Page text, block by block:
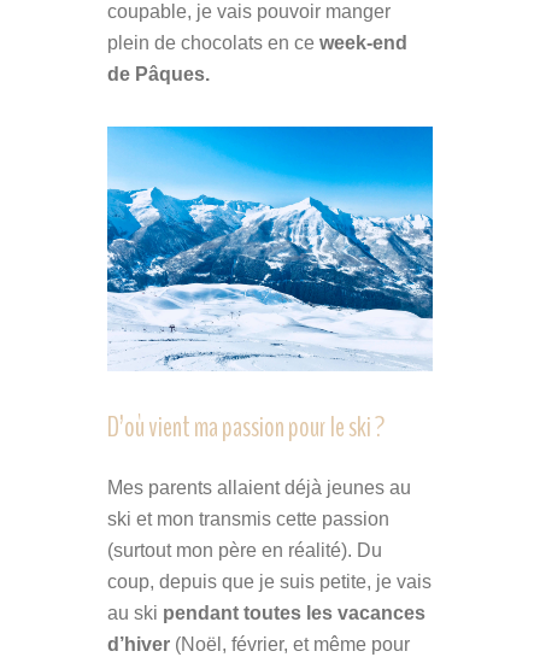
coupable, je vais pouvoir manger
plein de chocolats en ce week-end
de Pâques.
D’où vient ma passion pour le ski ?
Mes parents allaient déjà jeunes au
ski et mon transmis cette passion
(surtout mon père en réalité). Du
coup, depuis que je suis petite, je vais
au ski pendant toutes les vacances
d’hiver (Noël, février, et même pour